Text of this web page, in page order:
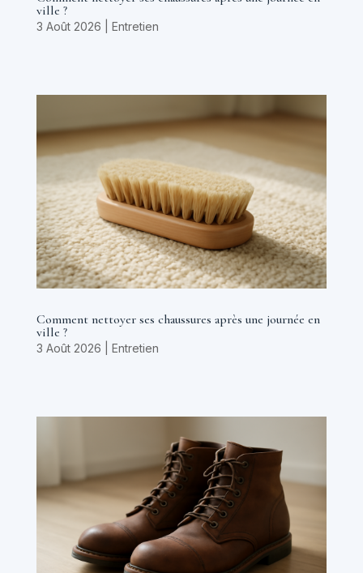
ville ?
3 Août 2026 Entretien
Comment nettoyer ses chaussures après une journée en
ville ?
3 Août 2026 Entretien